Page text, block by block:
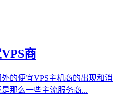
商
的便宜VPS主机商的出现和消
那么一些主流服务商...